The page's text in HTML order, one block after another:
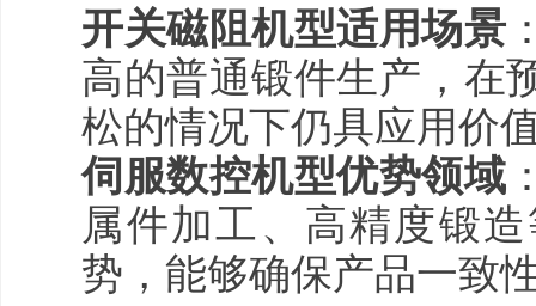
开关磁阻机型适用场景
高的普通锻件生产，在
松的情况下仍具应用价
伺服数控机型优势领域
属件加工、高精度锻
势，能够确保产品一致